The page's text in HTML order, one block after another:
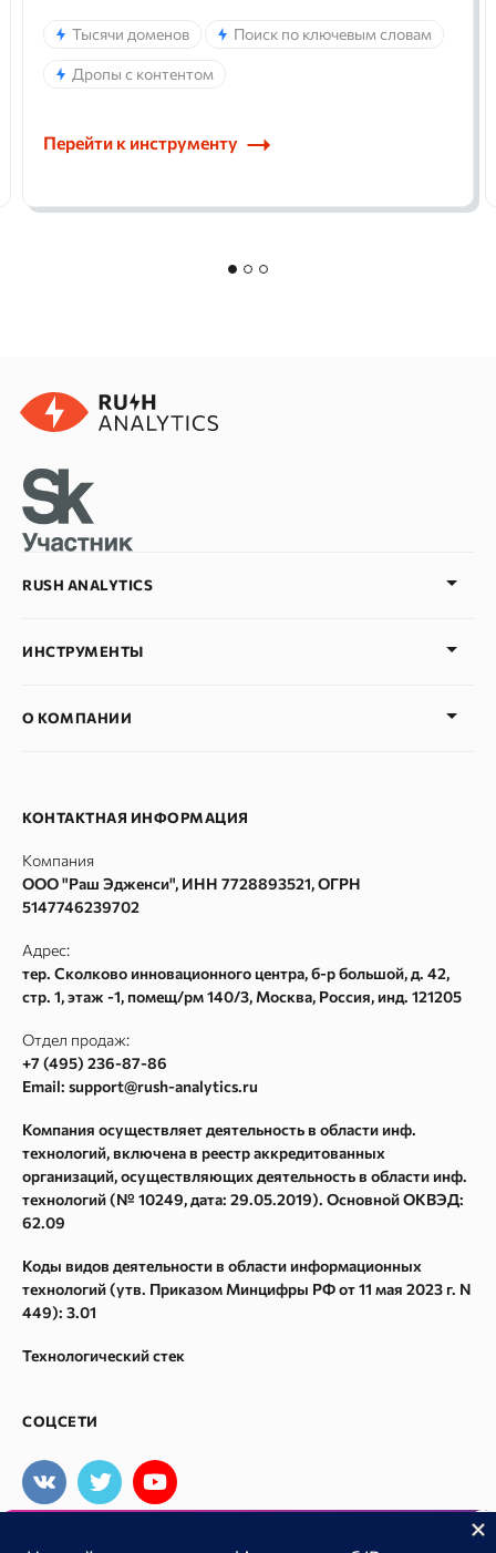
Тысячи доменов Поиск по ключевым словам
Дропы с контентом
Перейти к инструменту
RUSH ANALYTICS
Руководство по API в сервисе Rush Analytics
Политика конфиденциальности
Согласие на обработку персональных данных
Согласие на получение рекламных и информационных
Карта сайта
ИНСТРУМЕНТЫ
Сбор Wordstat
Кластеризация
Частотности ключевых слов Google Adwords
Текстовый анализатор
Сайт аудит
Метасканер
Поиск в Webarchive
Массовая проверка Whois
Поиск спама в Webarchive
Параметры ссылок
Спам в ссылках
Восстановление из Webarchive
О КОМПАНИИ
КОНТАКТНАЯ ИНФОРМАЦИЯ
Компания
ООО "Раш Эдженси", ИНН 7728893521, ОГРН
5147746239702
Адрес:
тер. Сколково инновационного центра, б-р большой, д. 42,
стр. 1, этаж -1, помещ/рм 140/3,Москва, Россия, инд. 121205
Отдел продаж:
+7 (495) 236-87-86
Email: support@rush-analytics.ru
Компания осуществляет деятельность в области инф.
технологий, включена в реестр аккредитованных
организаций, осуществляющих деятельность в области инф.
технологий (№ 10249, дата: 29.05.2019). Основной ОКВЭД:
62.09
Коды видов деятельности в области информационных
технологий (утв. Приказом Минцифры РФ от 11 мая 2023 г. N
449): 3.01
Технологический стек
СОЦСЕТИ
Отслеживание бренда в